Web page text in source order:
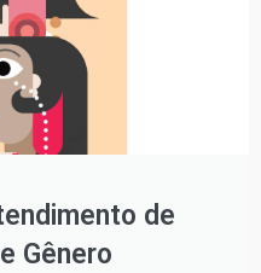
de
Gênero